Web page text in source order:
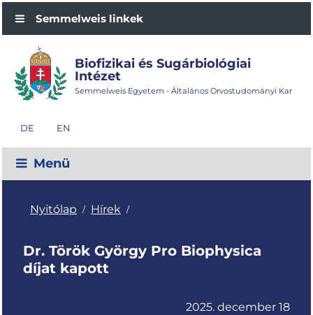
Semmelweis linkek
Biofizikai és Sugárbiológiai
Intézet
Semmelweis Egyetem - Általános Orvostudományi Kar
DE EN
Menü
Nyitólap / Hírek /
Dr. Török György Pro Biophysica
díjat kapott
2025. december 18